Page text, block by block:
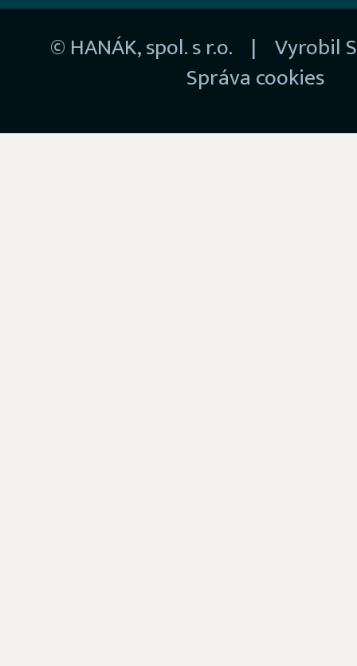
© HANÁK, spol. s r.o. | Vyrobil
Správa cookies